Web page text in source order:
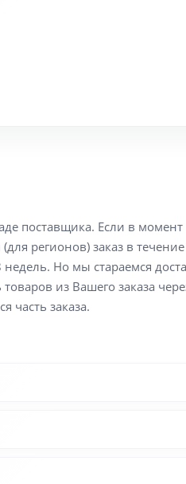
поставщика. Если в
регионов) заказ в
Но мы стараемся
из Вашего заказа
часть заказа.